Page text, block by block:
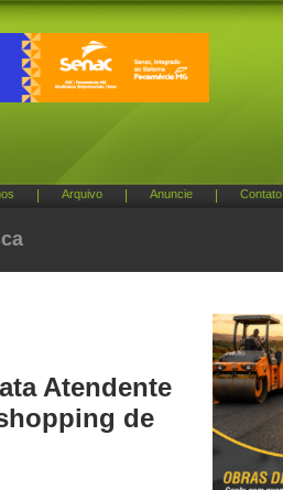
Arquivo Anuncie Contato
Atendente
de